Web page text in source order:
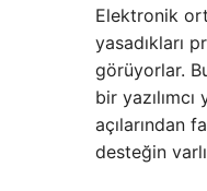
Elektronik
yasadıkları
görüyorlar.
bir
açılarından
desteğin